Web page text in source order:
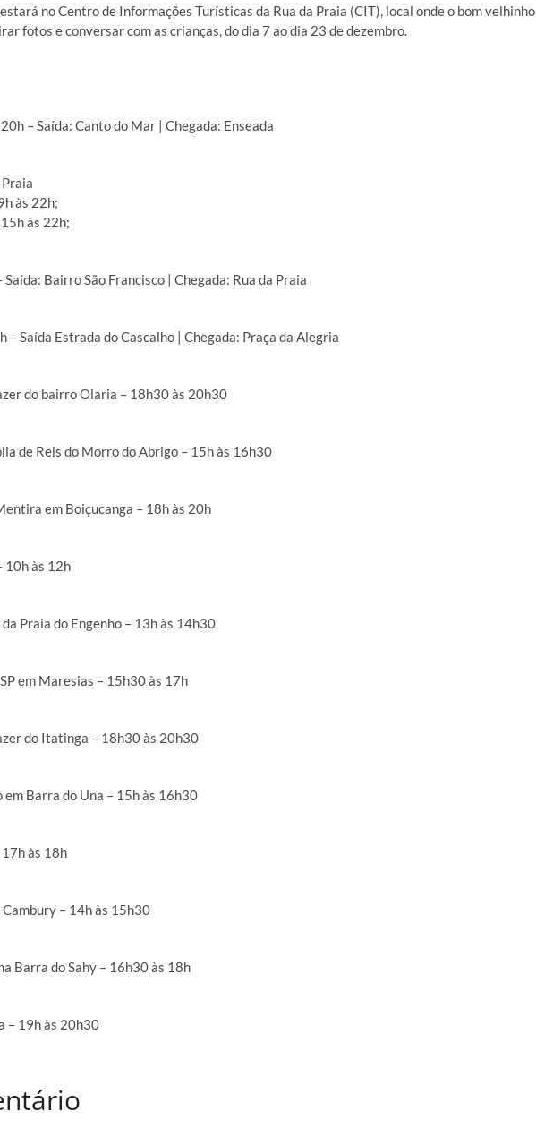
no Centro de Informações Turísticas da Rua da Praia (CIT), local onde o bom velhinho
fotos e conversar com as crianças, do dia 7 ao dia 23 de dezembro.
– Saída: Canto do Mar | Chegada: Enseada
às 22h;
às 22h;
Bairro São Francisco | Chegada: Rua da Praia
– Saída Estrada do Cascalho | Chegada: Praça da Alegria
do bairro Olaria – 18h30 às 20h30
de Reis do Morro do Abrigo – 15h às 16h30
em Boiçucanga – 18h às 20h
10h às 12h
Praia do Engenho – 13h às 14h30
em Maresias – 15h30 às 17h
do Itatinga – 18h30 às 20h30
Barra do Una – 15h às 16h30
às 18h
– 14h às 15h30
Barra do Sahy – 16h30 às 18h
– 19h às 20h30